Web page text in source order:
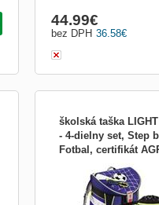
36.58€
bez DPH
44.99€
školská taška
- 4-dielny set, Step
Fotbal, certifikát
peračník, puzdro, vrecko
prezuvky Aktovka: -
jednokomorová aktovka
tvarovaná chrbtová časť